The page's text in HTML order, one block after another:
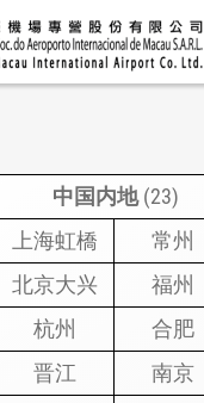
中国内地(23)
上海虹橋 常州
北京大兴 福州
杭州 合肥
晋江 南京